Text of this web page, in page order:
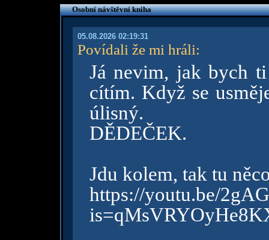
Osobní návštěvní kniha
05.08.2026 02:19:31
Povídali že mi hráli:
Já nevim, jak bych
cítím. Když se
úlisný.
DĚDEČEK.
Jdu kolem, tak tu
https://youtu.be/